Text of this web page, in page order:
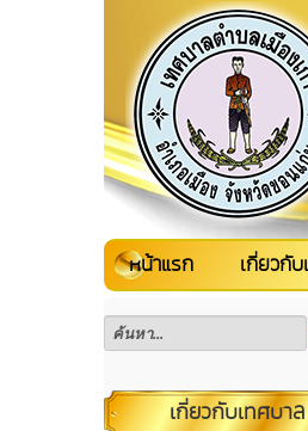
หน้าแรก เกี่ยวกั
เกี่ยวกับเทศบาล